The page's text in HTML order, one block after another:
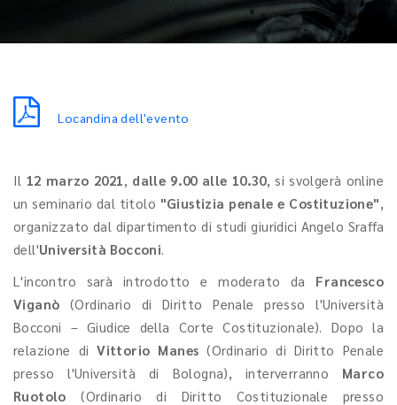
Locandina dell'evento
Il 12 marzo 2021, dalle 9.00 alle 10.30, si svolgerà online
un seminario dal titolo "Giustizia penale e Costituzione",
organizzato dal dipartimento di studi giuridici Angelo Sraffa
dell'Università Bocconi.
L'incontro sarà introdotto e moderato da Francesco
Viganò (Ordinario di Diritto Penale presso l'Università
Bocconi – Giudice della Corte Costituzionale). Dopo la
relazione diVittorio Manes (Ordinario di Diritto Penale
presso l'Università di Bologna), interverranno Marco
Ruotolo (Ordinario di Diritto Costituzionale presso